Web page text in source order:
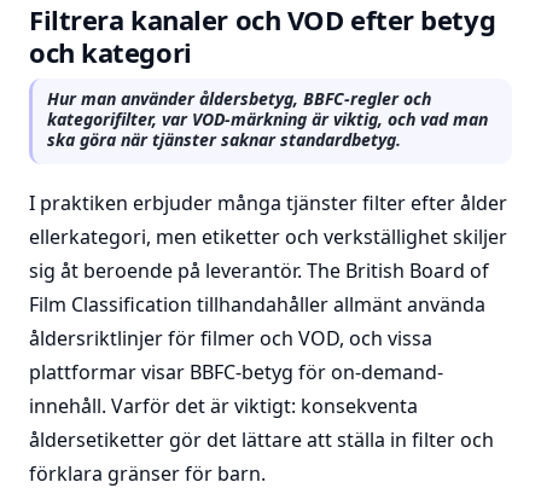
Filtrera kanaler och VOD efter betyg
och kategori
Hur man använder åldersbetyg, BBFC-regler och
kategorifilter, var VOD-märkning är viktig, och vad man
ska göra när tjänster saknar standardbetyg.
I praktiken erbjuder många tjänster filter efter ålder
ellerkategori, men etiketter och verkställighet skiljer
sig åt beroende på leverantör. The British Board of
Film Classification tillhandahåller allmänt använda
åldersriktlinjer för filmer och VOD, och vissa
plattformar visar BBFC-betyg för on-demand-
innehåll. Varför det är viktigt: konsekventa
åldersetiketter gör det lättare att ställa in filter och
förklara gränser för barn.